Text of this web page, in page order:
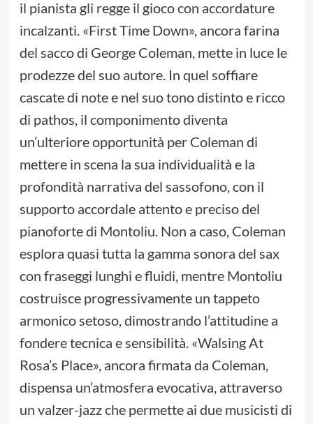
il pianista gli regge il gioco con accordature
incalzanti. «First Time Down», ancora farina
del sacco di George Coleman, mette in luce le
prodezze del suo autore. In quel soffiare
cascate di note e nel suo tono distinto e ricco
di pathos, il componimento diventa
un’ulteriore opportunità per Coleman di
mettere in scena la sua individualità e la
profondità narrativa del sassofono, con il
supporto accordale attento e preciso del
pianoforte di Montoliu. Non a caso, Coleman
esplora quasi tutta la gamma sonora del sax
con fraseggi lunghi e fluidi, mentre Montoliu
costruisce progressivamente un tappeto
armonico setoso, dimostrando l’attitudine a
fondere tecnica e sensibilità. «Walsing At
Rosa’s Place», ancora firmata da Coleman,
dispensa un’atmosfera evocativa, attraverso
un valzer-jazz che permette ai due musicisti di